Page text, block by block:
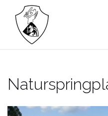
Inhalt
springen